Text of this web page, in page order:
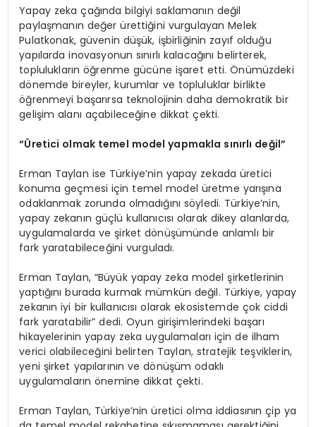
Yapay zeka çağında bilgiyi saklamanın değil
paylaşmanın değer ürettiğini vurgulayan Melek
Pulatkonak, güvenin düşük, işbirliğinin zayıf olduğu
yapılarda inovasyonun sınırlı kalacağını belirterek,
toplulukların öğrenme gücüne işaret etti. Önümüzdeki
dönemde bireyler, kurumlar ve topluluklar birlikte
öğrenmeyi başarırsa teknolojinin daha demokratik bir
gelişim alanı açabileceğine dikkat çekti.
“Üretici olmak temel model yapmakla sınırlı değil”
Erman Taylan ise Türkiye’nin yapay zekada üretici
konuma geçmesi için temel model üretme yarışına
odaklanmak zorunda olmadığını söyledi. Türkiye’nin,
yapay zekanın güçlü kullanıcısı olarak dikey alanlarda,
uygulamalarda ve şirket dönüşümünde anlamlı bir
fark yaratabileceğini vurguladı.
Erman Taylan, “Büyük yapay zeka model şirketlerinin
yaptığını burada kurmak mümkün değil. Türkiye, yapay
zekanın iyi bir kullanıcısı olarak ekosistemde çok ciddi
fark yaratabilir” dedi. Oyun girişimlerindeki başarı
hikayelerinin yapay zeka uygulamaları için de ilham
verici olabileceğini belirten Taylan, stratejik teşviklerin,
yeni şirket yapılarının ve dönüşüm odaklı
uygulamaların önemine dikkat çekti.
Erman Taylan, Türkiye’nin üretici olma iddiasının çip ya